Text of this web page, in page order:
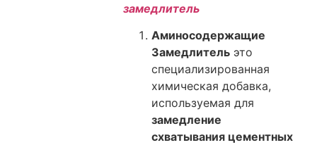
замедлитель
Аминосодержащие
Замедлительэто
специализированная
химическая добавка,
используемая для
замедление
схватывания цементных